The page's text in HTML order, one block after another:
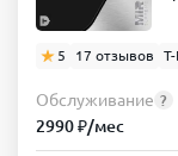
5 17 отзывов
Обслуживание ?
2990 ₽/мес